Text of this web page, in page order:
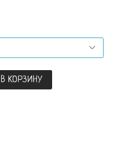
В КОРЗИНУ